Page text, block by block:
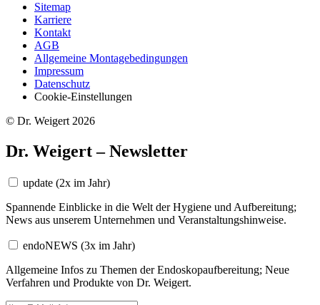
Sitemap
Karriere
Kontakt
AGB
Allgemeine Montagebedingungen
Impressum
Datenschutz
Cookie-Einstellungen
© Dr. Weigert 2026
Dr. Weigert – Newsletter
update (2x im Jahr)
Spannende Einblicke in die Welt der Hygiene und Aufbereitung;
News aus unserem Unternehmen und Veranstaltungshinweise.
endoNEWS (3x im Jahr)
Allgemeine Infos zu Themen der Endoskopaufbereitung; Neue
Verfahren und Produkte von Dr. Weigert.